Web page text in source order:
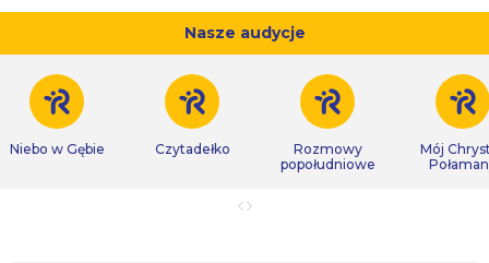
Nasze audycje
Niebo w Gębie Czytadełko
Rozmowy
popołudniowe
Mój